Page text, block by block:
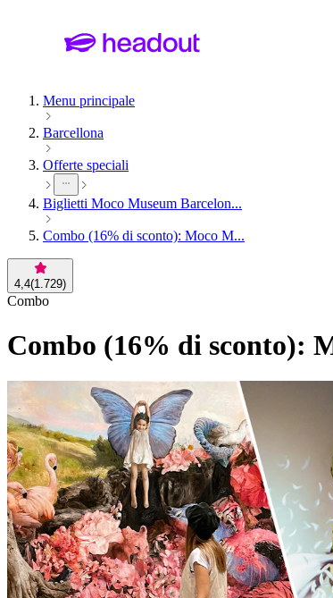
Menu principale
Barcellona
Offerte speciali
Biglietti Moco Museum Barcelon...
Combo (16% di sconto): Moco M...
4,4(1.729)
Combo
Combo (16% di sconto):